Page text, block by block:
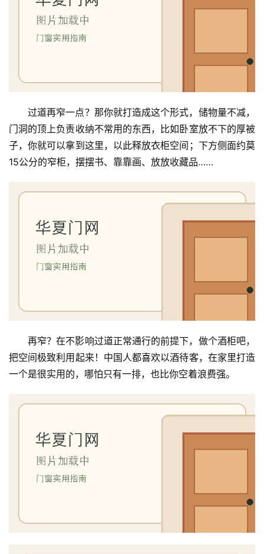
庭
门
铸
装
门
讯
过道再窄一点？那你就打造成这个形式，储物量不减，
门洞的顶上负责收纳不常用的东西，比如卧室放不下的厚被
子，你就可以拿到这里，以此释放衣柜空间；下方侧面约莫
15公分的窄柜，摆摆书、靠靠画、放放收藏品……
再窄？在不影响过道正常通行的前提下，做个酒柜吧，
把空间极致利用起来！中国人都喜欢以酒待客，在家里打造
一个是很实用的，哪怕只有一排，也比你空着浪费强。